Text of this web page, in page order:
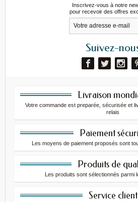
Inscrivez-vous à notre
pour recevoir des offres
Suivez-
Livraison
Votre commande est preparée, sécurisée et
relais
Paiement
Les moyens de paiement proposés sont
Produits de
Les produits sont sélectionnés parmi
Service client